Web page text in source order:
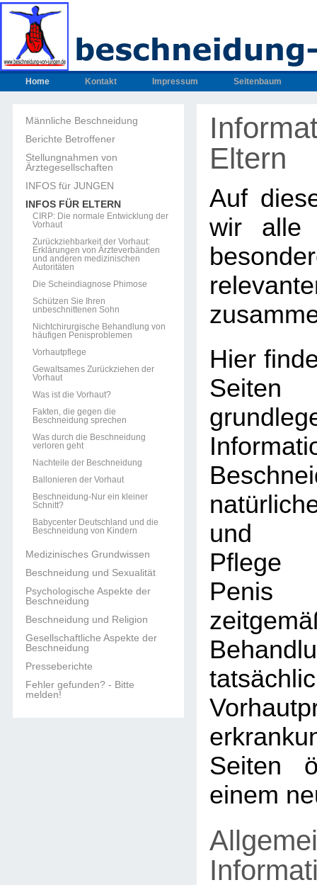
Home Kontakt Impressum Seitenbaum
Männliche Beschneidung
Berichte Betroffener
Stellungnahmen von
Ärztegesellschaften
INFOS für JUNGEN
INFOS FÜR ELTERN
CIRP: Die normale Entwicklung der
Vorhaut
Zurückziehbarkeit der Vorhaut:
Erklärungen von Ärzteverbänden
und anderen medizinischen
Autoritäten
Die Scheindiagnose Phimose
Schützen Sie Ihren
unbeschnittenen Sohn
Nichtchirurgische Behandlung von
häufigen Penisproblemen
Vorhautpflege
Gewaltsames Zurückziehen der
Vorhaut
Was ist die Vorhaut?
Fakten, die gegen die
Beschneidung sprechen
Was durch die Beschneidung
verloren geht
Nachteile der Beschneidung
Ballonieren der Vorhaut
Beschneidung-Nur ein kleiner
Schnitt?
Babycenter Deutschland und die
Beschneidung von Kindern
Medizinisches Grundwissen
Beschneidung und Sexualität
Psychologische Aspekte der
Beschneidung
Beschneidung und Religion
Gesellschaftliche Aspekte der
Beschneidung
Presseberichte
Fehler gefunden? - Bitte
melden!
Eltern
Auf
wir alle
Hier
und
Pflege
Seiten
einem